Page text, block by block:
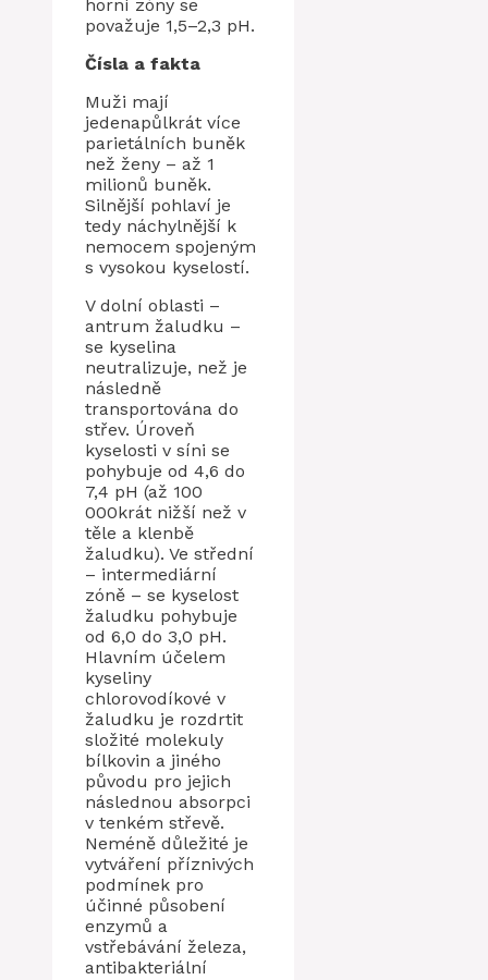
horní zóny se
považuje 1,5–2,3 pH.
Čísla a fakta
Muži mají
jedenapůlkrát více
parietálních buněk
než ženy – až 1
milionů buněk.
Silnější pohlaví je
tedy náchylnější k
nemocem spojeným
s vysokou kyselostí.
V dolní oblasti –
antrum žaludku –
se kyselina
neutralizuje, než je
následně
transportována do
střev. Úroveň
kyselosti v síni se
pohybuje od 4,6 do
7,4 pH (až 100
000krát nižší než v
těle a klenbě
žaludku). Ve střední
– intermediární
zóně – se kyselost
žaludku pohybuje
od 6,0 ​​do 3,0 pH.
Hlavním účelem
kyseliny
chlorovodíkové v
žaludku je rozdrtit
složité molekuly
bílkovin a jiného
původu pro jejich
následnou absorpci
v tenkém střevě.
Neméně důležité je
vytváření příznivých
podmínek pro
účinné působení
enzymů a
vstřebávání železa,
antibakteriální